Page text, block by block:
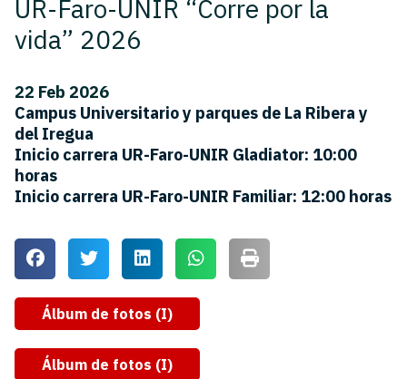
UR-Faro-UNIR “Corre por la
vida” 2026
22 Feb 2026
Campus Universitario y parques de La Ribera y
del Iregua
Inicio carrera UR-Faro-UNIR Gladiator: 10:00
horas
Inicio carrera UR-Faro-UNIR Familiar: 12:00 horas
Álbum de fotos (I)
Álbum de fotos (I)